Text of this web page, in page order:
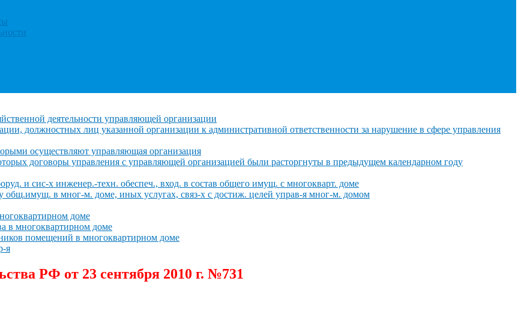
деятельности управляющей организации
должностных лиц указанной организации к административной ответственности за нарушение в сфере управления
осуществляют управляющая организация
договоры управления с управляющей организацией были расторгнуты в предыдущем календарном году
и сис-х инженер.-техн. обеспеч., вход. в состав общего имущ. с многокварт. доме
в мног-м. доме, иных услугах, связ-х с достиж. целей управ-я мног-м. домом
доме
в многоквартирном доме
помещений в многоквартирном доме
я
РФ от 23 сентября 2010 г. №731